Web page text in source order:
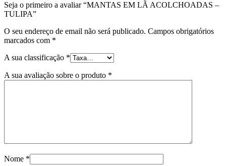
Seja o primeiro a avaliar “MANTAS EM LÃ ACOLCHOADAS –
TULIPA”
O seu endereço de email não será publicado. Campos obrigatórios
marcados com *
A sua classificação *
A sua avaliação sobre o produto *
Nome *